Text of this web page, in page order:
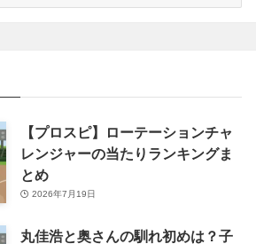
【プロスピ】ローテーションチャ
レンジャーの当たりランキングま
とめ
2026年7月19日
丸佳浩と奥さんの馴れ初めは？子